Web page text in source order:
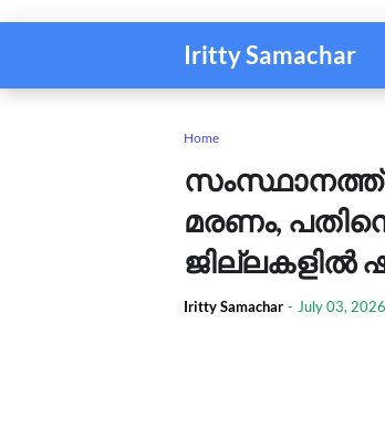
Iritty Samachar
Home
സംസ്ഥാനത്ത്
മരണം,
ജില്ലകളിൽ
Iritty Samachar - July 03, 2026